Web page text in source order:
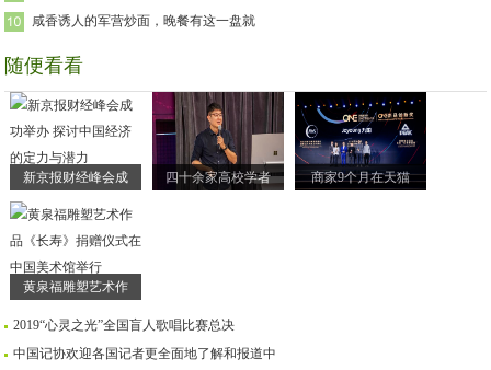
咸香诱人的军营炒面，晚餐有这一盘就
随便看看
新京报财经峰会成 四十余家高校学者 商家9个月在天猫
黄泉福雕塑艺术作
2019“心灵之光”全国盲人歌唱比赛总决
中国记协欢迎各国记者更全面地了解和报道中